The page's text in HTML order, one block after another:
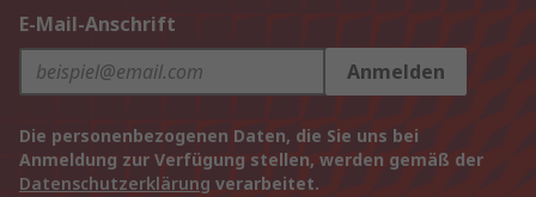
E-Mail-Anschrift
Anmelden
Die personenbezogenen Daten, die Sie uns bei
Anmeldung zur Verfügung stellen, werden gemäß der
Datenschutzerklärung verarbeitet.